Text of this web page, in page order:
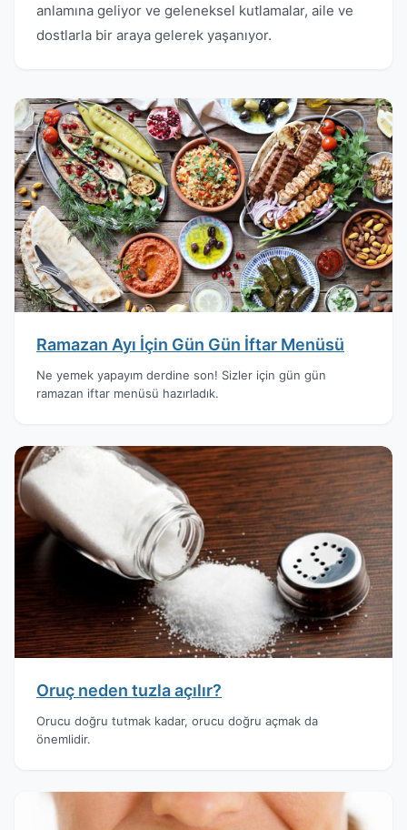
anlamına geliyor ve geleneksel kutlamalar, aile ve
dostlarla bir araya gelerek yaşanıyor.
Ramazan Ayı İçin Gün Gün İftar Menüsü
Ne yemek yapayım derdine son! Sizler için gün gün
ramazan iftar menüsü hazırladık.
Oruç neden tuzla açılır?
Orucu doğru tutmak kadar, orucu doğru açmak da
önemlidir.